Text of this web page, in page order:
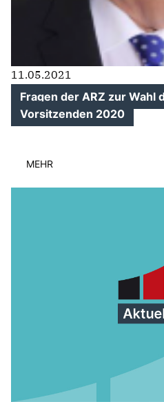
CDU
Junge
MIT Ortenau -
11.05.2021
Fragen der ARZ zur Wahl
Vorsitzenden 2020
MEHR